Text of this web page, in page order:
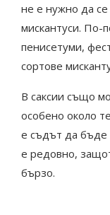
не е нужно да се
мискантуси. По-
пенисетуми,
сортове
В саксии също
особено около
е съдът да бъде
е редовно,
бързо.